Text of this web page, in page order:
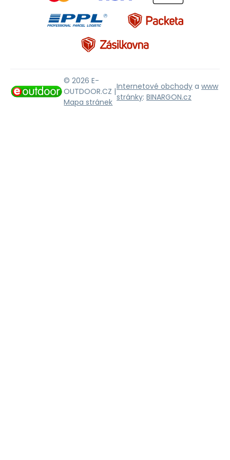
© 2026 E-
OUTDOOR.CZ |
Mapa stránek
Internetové obchody a www
stránky: BINARGON.cz